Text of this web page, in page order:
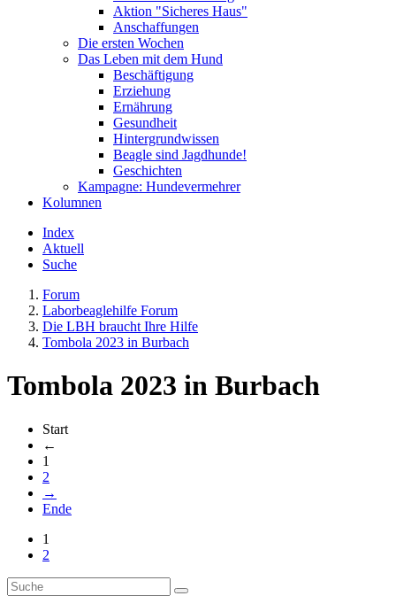
Aktion "Sicheres Haus"
Anschaffungen
Die ersten Wochen
Das Leben mit dem Hund
Beschäftigung
Erziehung
Ernährung
Gesundheit
Hintergrundwissen
Beagle sind Jagdhunde!
Geschichten
Kampagne: Hundevermehrer
Kolumnen
Index
Aktuell
Suche
Forum
Laborbeaglehilfe Forum
Die LBH braucht Ihre Hilfe
Tombola 2023 in Burbach
Tombola 2023 in Burbach
Start
←
1
2
→
Ende
1
2